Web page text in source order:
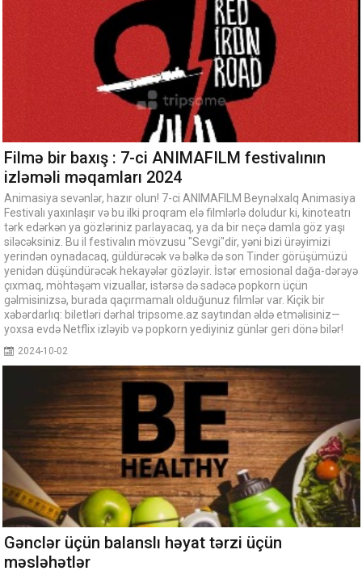
Filmə bir baxış : 7-ci ANIMAFILM festivalının
izləməli məqamları 2024
Animasiya sevənlər, hazır olun! 7-ci ANIMAFILM Beynəlxalq Animasiya
Festivalı yaxınlaşır və bu ilki proqram elə filmlərlə doludur ki, kinoteatrı
tərk edərkən ya gözləriniz parlayacaq, ya da bir neçə damla göz yaşı
siləcəksiniz. Bu il festivalın mövzusu "Sevgi"dir, yəni bizi ürəyimizi
yerindən oynadacaq, güldürəcək və bəlkə də son Tinder görüşümüzü
yenidən düşündürəcək hekayələr gözləyir. İstər emosional dağa-dərəyə
çıxmaq, möhtəşəm vizuallar, istərsə də sadəcə popkorn üçün
gəlmisinizsə, burada qaçırmamalı olduğunuz filmlər var. Kiçik bir
xəbərdarlıq: biletləri dərhal tripsome.az saytından əldə etməlisiniz—
yoxsa evdə Netflix izləyib və popkorn yediyiniz günlər geri dönə bilər!
2024-10-02
Gənclər üçün balanslı həyat tərzi üçün
məsləhətlər